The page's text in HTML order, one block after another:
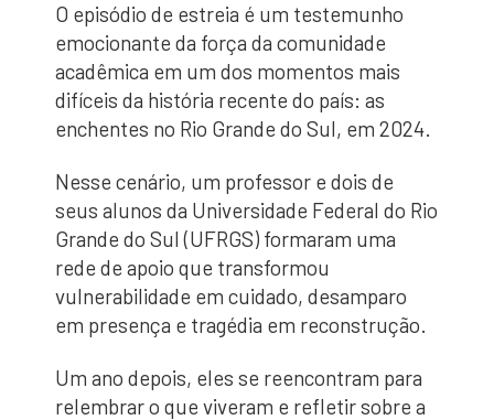
O episódio de estreia é um testemunho
emocionante da força da comunidade
acadêmica em um dos momentos mais
difíceis da história recente do país: as
enchentes no Rio Grande do Sul, em 2024.
Nesse cenário, um professor e dois de
seus alunos da Universidade Federal do Rio
Grande do Sul (UFRGS) formaram uma
rede de apoio que transformou
vulnerabilidade em cuidado, desamparo
em presença e tragédia em reconstrução.
Um ano depois, eles se reencontram para
relembrar o que viveram e refletir sobre a